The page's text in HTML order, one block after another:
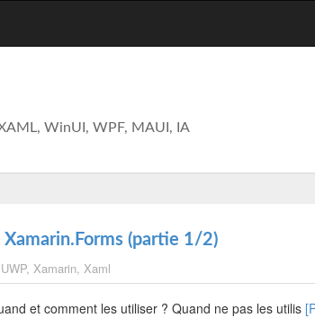
WinUI, WPF, MAUI, IA
(partie 1/2)
UWP, Xamarin, Xaml
et comment les utiliser ? Quand ne pas les utilis